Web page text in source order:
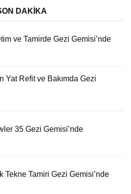
DAKİKA
ve Tamirde Gezi Gemisi’nde
Yat Refit ve Bakımda Gezi
35 Gezi Gemisi’nde
Tekne Tamiri Gezi Gemisi’nde